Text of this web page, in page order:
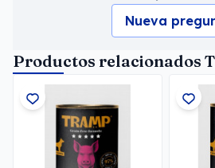
Nueva
Productos relacionados